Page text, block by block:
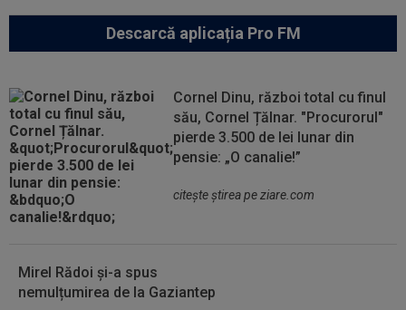
Descarcă aplicația Pro FM
Cornel Dinu, război total cu finul
său, Cornel Țălnar. "Procurorul"
pierde 3.500 de lei lunar din
pensie: „O canalie!”
citeşte ştirea pe ziare.com
Mirel Rădoi și-a spus
nemulțumirea de la Gaziantep